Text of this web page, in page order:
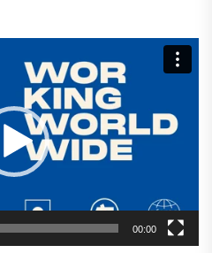
00:00